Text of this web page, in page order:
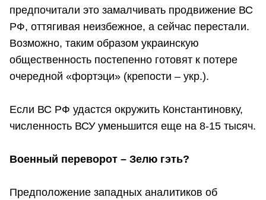
предпочитали это замалчивать продвижение ВС
РФ, оттягивая неизбежное, а сейчас перестали.
Возможно, таким образом украинскую
общественность постепенно готовят к потере
очередной «фортэци» (крепости – укр.).
Если ВС РФ удастся окружить Константиновку,
численность ВСУ уменьшится еще на 8-15 тысяч.
Военный переворот – Зелю гэть?
Предположение западных аналитиков об